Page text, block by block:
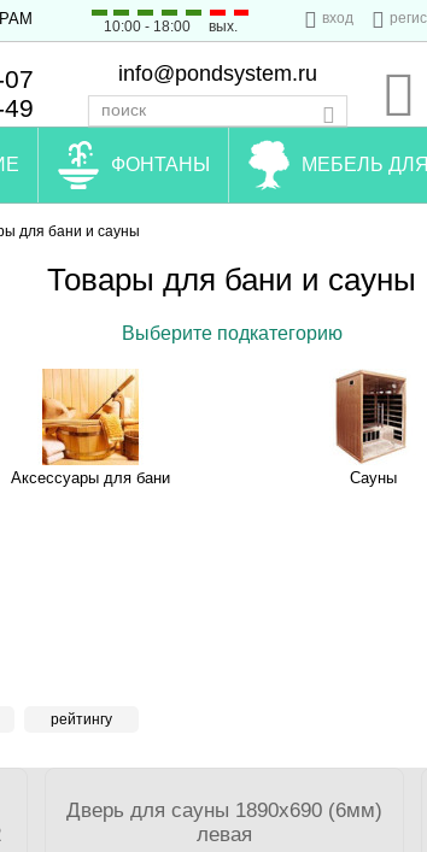
10:00 - 18:00 вых.
вход
info@pondsystem.ru
ФОНТАНЫ МЕБЕЛЬ
для бани и сауны
Товары для бани и сауны
Выберите подкатегорию
Аксессуары для бани Сауны
рейтингу
Дверь для сауны 1890х690 (6мм)
левая